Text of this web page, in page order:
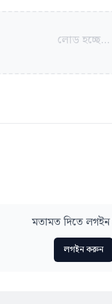
লোড হচ্ছে...
মতামত দিতে
লগইন করুন